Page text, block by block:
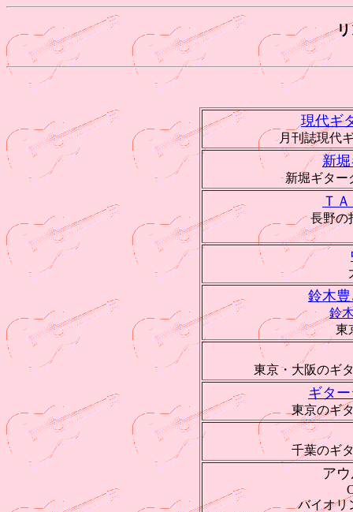
現代ギ
月刊誌現代
新
新堀ギター
Ｔ
長野の
鈴木
鈴
東
東京・大阪のギ
ギタ
東京のギ
千葉のギ
ア
バイオリ